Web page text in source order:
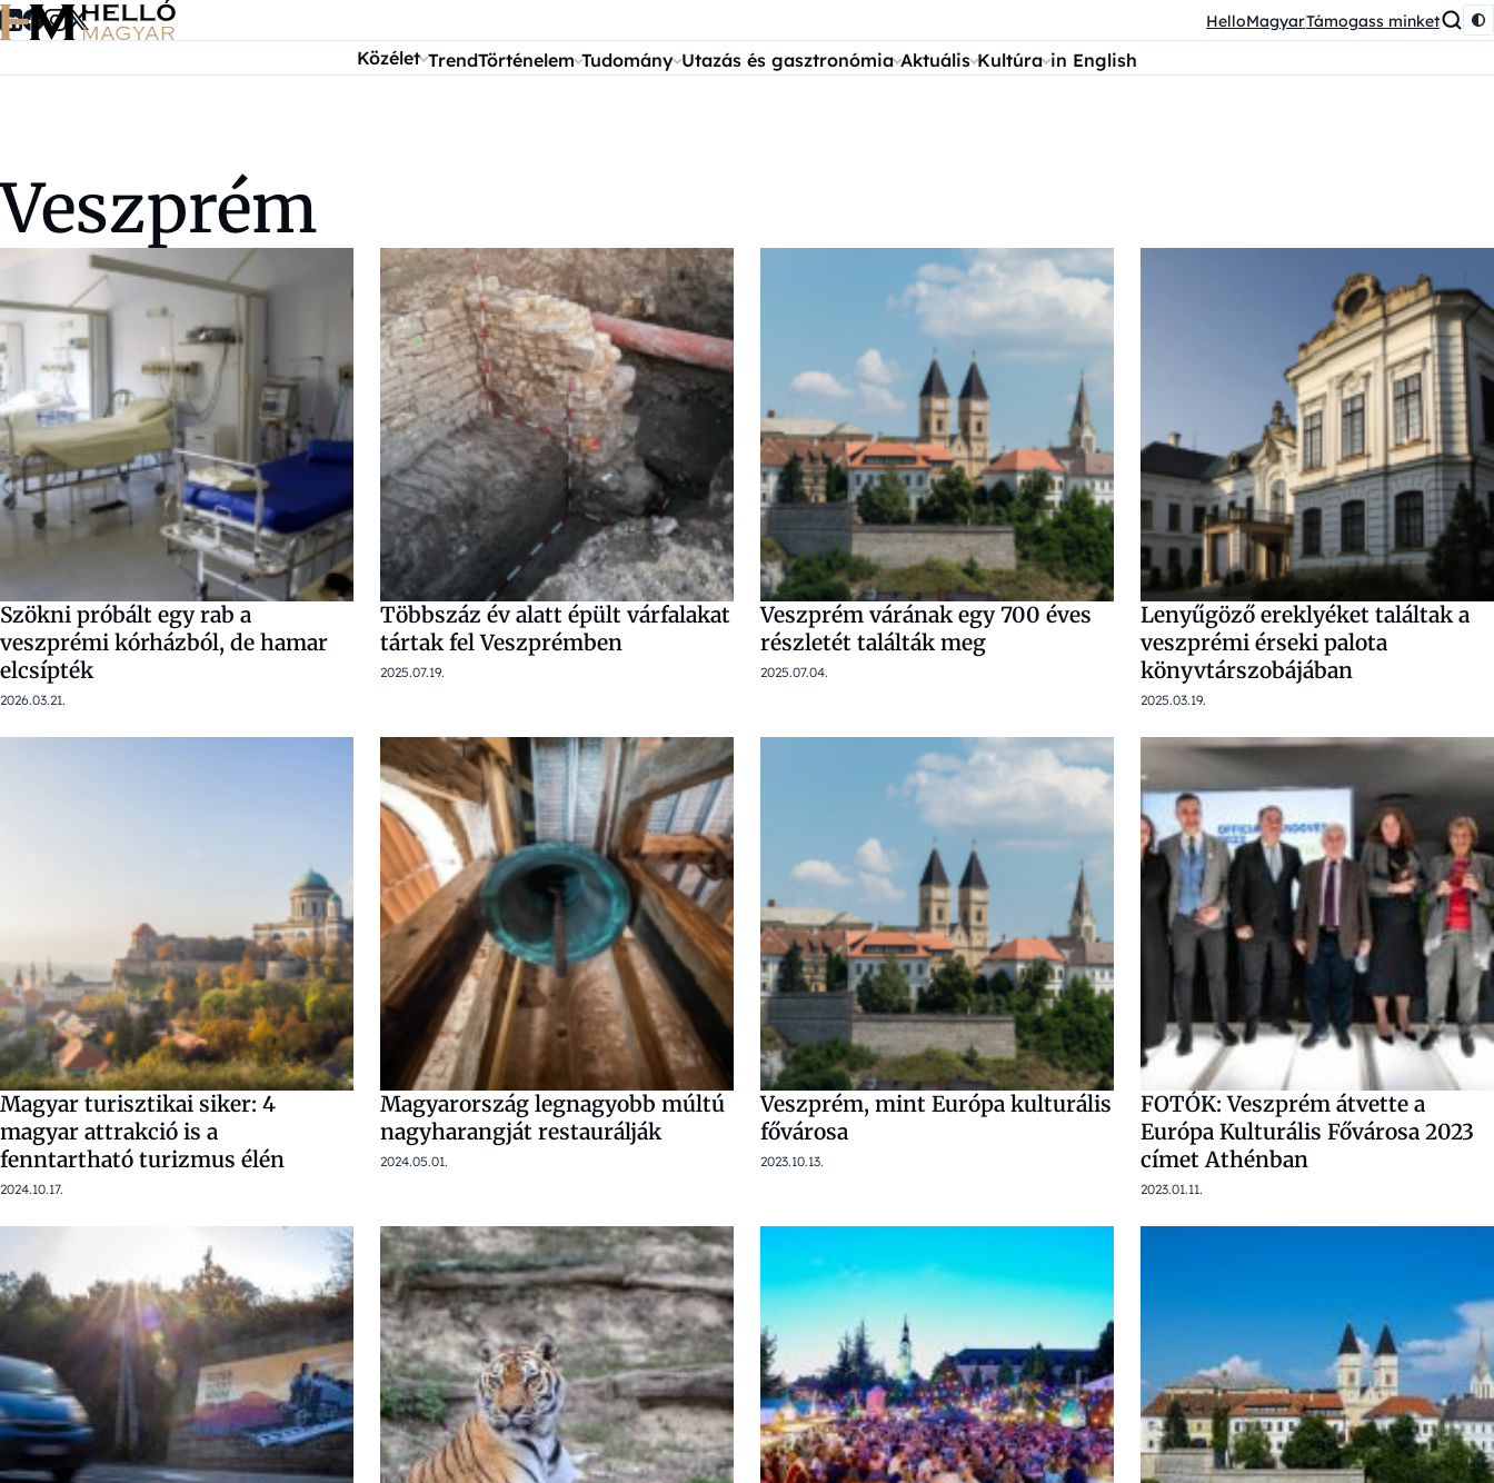
Ugrás a tartalomra HelloMagyarTámogass minket
Közélet TrendTörténelem Tudomány Utazás és gasztronómia Aktuális Kultúra in English
Veszprém
Szökni próbált egy rab a
veszprémi kórházból, de hamar
elcsípték
2026.03.21.
Többszáz év alatt épült várfalakat
tártak fel Veszprémben
2025.07.19.
Veszprém várának egy 700 éves
részletét találták meg
2025.07.04.
Lenyűgöző ereklyéket találtak a
veszprémi érseki palota
könyvtárszobájában
2025.03.19.
Magyar turisztikai siker: 4
magyar attrakció is a
fenntartható turizmus élén
2024.10.17.
Magyarország legnagyobb múltú
nagyharangját restaurálják
2024.05.01.
Veszprém, mint Európa kulturális
fővárosa
2023.10.13.
FOTÓK: Veszprém átvette a
Európa Kulturális Fővárosa 2023
címet Athénban
2023.01.11.